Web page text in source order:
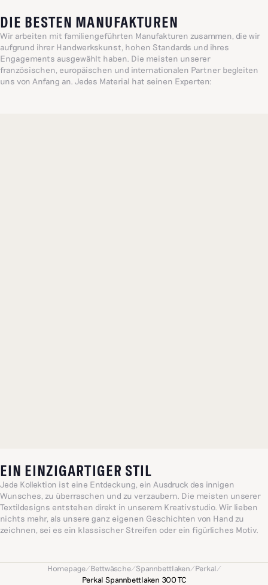
DIE BESTEN MANUFAKTUREN
Wir arbeiten mit familiengeführten Manufakturen zusammen, die wir
aufgrund ihrer Handwerkskunst, hohen Standards und ihres
Engagements ausgewählt haben. Die meisten unserer
französischen, europäischen und internationalen Partner begleiten
uns von Anfang an. Jedes Material hat seinen Experten:
EIN EINZIGARTIGER STIL
Jede Kollektion ist eine Entdeckung, ein Ausdruck des innigen
Wunsches, zu überraschen und zu verzaubern. Die meisten unserer
Textildesigns entstehen direkt in unserem Kreativstudio. Wir lieben
nichts mehr, als unsere ganz eigenen Geschichten von Hand zu
zeichnen, sei es ein klassischer Streifen oder ein figürliches Motiv.
geprägt von Großzügigkeit und Intuition.
Homepage/Bettwäsche/Spannbettlaken/Perkal/
Perkal Spannbettlaken 300 TC